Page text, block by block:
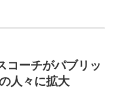
ーチがパブリッ
人々に拡大